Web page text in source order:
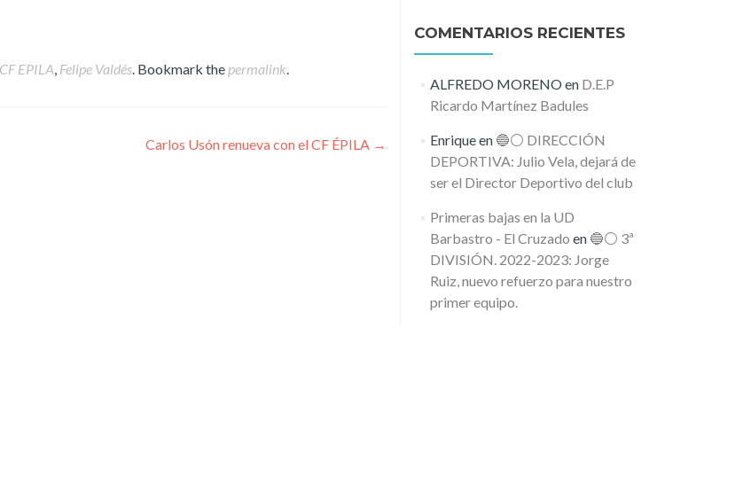
CF EPILA, Felipe Valdés. Bookmark the permalink.
Carlos Usón renueva con el CF ÉPILA →
COMENTARIOS RECIENTES
ALFREDO MORENOen D.E.P
Ricardo Martínez Badules
Enriqueen 🔵⚪️ DIRECCIÓN
DEPORTIVA: Julio Vela, dejará de
ser el Director Deportivo del club
Primeras bajas en la UD
Barbastro - El Cruzado en 🔵⚪️ 3ª
DIVISIÓN. 2022-2023: Jorge
Ruiz, nuevo refuerzo para nuestro
primer equipo.